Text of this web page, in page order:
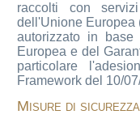
raccolti con
dell'Unione Europea
autorizzato in
Europea e del
particolare
Framework del 10/
Misure di sicurezza